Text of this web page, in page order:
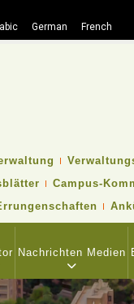
German French
Campus-
Nachrichten Medien